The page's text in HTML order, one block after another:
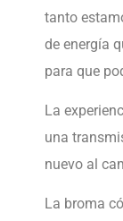
tanto
de energía
para que
La
una
nuevo al
La broma